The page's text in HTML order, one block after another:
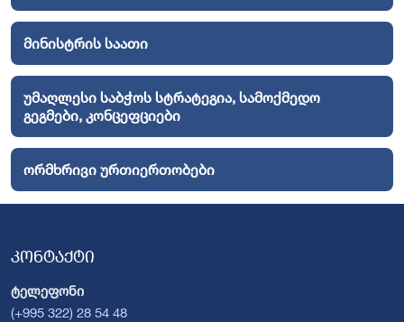
მინისტრის საათი
უმაღლესი საბჭოს სტრატეგია, სამოქმედო
გეგმები, კონცეფციები
ორმხრივი ურთიერთობები
კონტაქტი
ტელეფონი
(+995 322) 28 54 48